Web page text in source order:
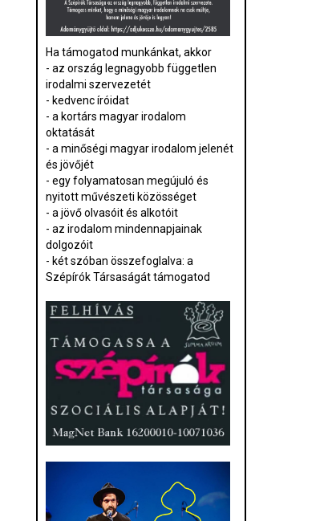
Ha támogatod munkánkat, akkor
- az ország legnagyobb független
irodalmi szervezetét
- kedvenc íróidat
- a kortárs magyar irodalom
oktatását
- a minőségi magyar irodalom jelenét
és jövőjét
- egy folyamatosan megújuló és
nyitott művészeti közösséget
- a jövő olvasóit és alkotóit
- az irodalom mindennapjainak
dolgozóit
- két szóban összefoglalva: a
Szépírók Társaságát támogatod